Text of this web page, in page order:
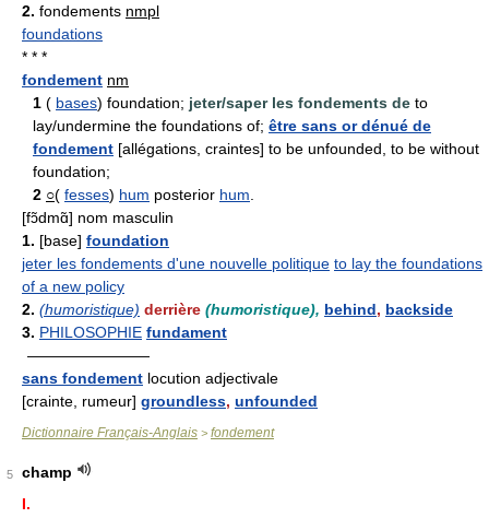
2. fondements nmpl
foundations
* * *
fondement nm
1 ( bases) foundation; jeter/saper les fondements de to
lay/undermine the foundations of; être sans or dénué de
fondement [allégations, craintes] to be unfounded, to be without
foundation;
2 ○( fesses) hum posterior hum
[fɔ̃dmɑ̃] nom masculin
1. [base] foundation
jeter les fondements d'une nouvelle politique to lay the foundations
of a new policy
2. (humoristique) derrière (humoristique), behind, backside
3. PHILOSOPHIE fundament
————————
sans fondement locution adjectivale
[crainte, rumeur] groundless, unfounded
Dictionnaire Français-Anglais > fondement
5
champ
I.